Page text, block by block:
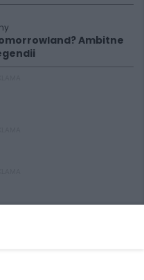
Ambitne